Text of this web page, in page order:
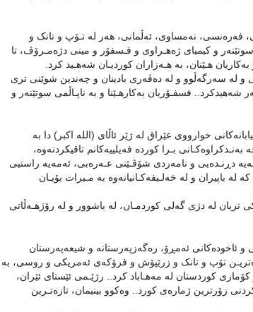
فەرەنسی، نەمساوی، ئەڵمانی، هەر لە تـۆپ و تانک و
و کیمیای ژەهـراوی و فـسفۆر و مینی دژەمـرۆڤ، تا
هـێنان، بە هـەزاران کوردیـان شەهـید کرد.
و لە سەرگەڵوو و لە دەڤەری بادینان و چەندین شوێنی تری
شەهیدکرد.. فسفـۆریان بەکارهـێنا و بە ناپـاڵمی سوتێنەر و
خوارووی عێراق لە ژێر ئاڵای (اللە اکبر) دا بە
بـرا کوردە فەیلییەکانم تاقیکردنەوە،
دڕنـدەیی و نامەردی شۆڤـێنی عـەرەبی، ئەمەیە راستیی
و لە خەلـیفەکـانیانەوە بە مـیرات بۆیـان
تریان لە دژی گەلی کوردمـان، لە باشوور و لە رۆژهـەڵاتی
ئاخودەکانی ئەمڕۆ، رەگەزپەرستانە و شیعەپەرستان
تۆپ و تانک و زرێپۆش و فرۆکەی ئەمریکی و روسی، بە
کوردستان لە مەهـاباد کرد.. رژێـمی ئێستای ئێران،
زۆرترین ژمارەی کورد.. وەکوو بینیمان، تازەتـرین